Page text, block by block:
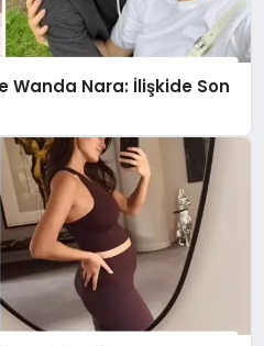
Wanda Nara: İlişkide Son